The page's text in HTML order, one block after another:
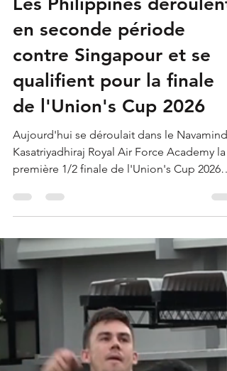
Hinato
15 juil.
2 min de lecture
Les Philippines déroulent
en seconde période
contre Singapour et se
qualifient pour la finale
de l'Union's Cup 2026
première 1/2 finale de l'Union's Cup 2026
opposant les Philippines (qui ont pulvérisé
Laos 74 à 0) à Singapour (vainqueur dans la
douleur des Barbarian Asia 21 à 19). En
première mi-temps, le premier essai venait
de l'ailier Vincent Young. Les singapouriens
égalisaient par un essai de leur centre
Maurice Wong. L'ouvreur Ryan Curtis